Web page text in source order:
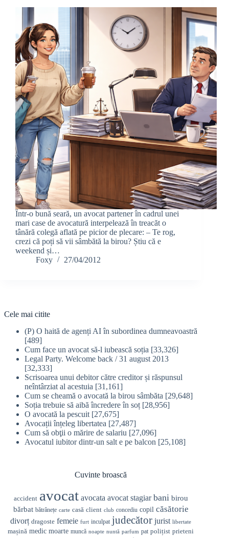
Într-o bună seară, un avocat partener în cadrul unei
mari case de avocatură interpelează în treacăt o
tânără colegă aflată pe picior de plecare: – Te rog,
crezi că poți să vii sâmbătă la birou? Știu că e
weekend și…
Foxy
27/04/2012
Cele mai citite
(P) O haită de agenți AI în subordinea dumneavoastră
[489]
Cum face un avocat să-l iubească soția [33,326]
Legal Party. Welcome back / 31 august 2013
[32,333]
Scrisoarea unui debitor către creditor și răspunsul
neîntârziat al acestuia [31,161]
Cum se cheamă o avocată la birou sâmbăta [29,648]
Soția trebuie să aibă încredere în soț [28,956]
O avocată la pescuit [27,675]
Avocații înțeleg libertatea [27,487]
Cum să obţii o mărire de salariu [27,096]
Avocatul iubitor dintr-un salt e pe balcon [25,108]
Cuvinte broască
accident avocat avocata avocat stagiar bani birou
bărbat bătrânețe carte casă client club concediu copil căsătorie
divorț dragoste femeie furt inculpat judecător jurist libertate
mașină medic moarte muncă noapte nuntă parfum pat polițist prieteni